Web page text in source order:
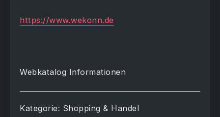
https://www.wekonn.de
Webkatalog Informationen
Kategorie: Shopping & Handel